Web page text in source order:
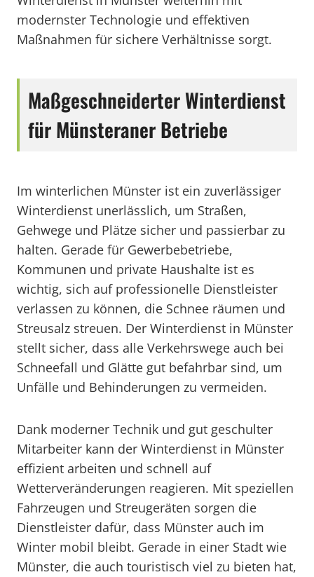
modernster Technologie und effektiven
Maßnahmen für sichere Verhältnisse sorgt.
Maßgeschneiderter Winterdienst
für Münsteraner Betriebe
Im winterlichen Münster ist ein zuverlässiger
Winterdienst unerlässlich, um Straßen,
Gehwege und Plätze sicher und passierbar zu
halten. Gerade für Gewerbebetriebe,
Kommunen und private Haushalte ist es
wichtig, sich auf professionelle Dienstleister
verlassen zu können, die Schnee räumen und
Streusalz streuen. Der Winterdienst in Münster
stellt sicher, dass alle Verkehrswege auch bei
Schneefall und Glätte gut befahrbar sind, um
Unfälle und Behinderungen zu vermeiden.
Dank moderner Technik und gut geschulter
Mitarbeiter kann der Winterdienst in Münster
effizient arbeiten und schnell auf
Wetterveränderungen reagieren. Mit speziellen
Fahrzeugen und Streugeräten sorgen die
Dienstleister dafür, dass Münster auch im
Winter mobil bleibt. Gerade in einer Stadt wie
Münster, die auch touristisch viel zu bieten hat,